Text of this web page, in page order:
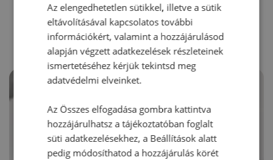
RECEPTAJÁNLÓ
Az elengedhetetlen sütikkel, illetve a sütik
eltávolításával kapcsolatos további
információkért, valamint a hozzájárulásod
alapján végzett adatkezelések részleteinek
ismertetéséhez kérjük tekintsd meg
adatvédelmi elveinket.
Az Összes elfogadása gombra kattintva
hozzájárulhatsz a tájékoztatóban foglalt
süti adatkezelésekhez, a Beállítások alatt
pedig módosíthatod a hozzájárulás körét